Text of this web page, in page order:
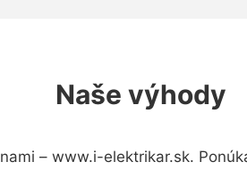
Naše výhody
– www.i-elektrikar.sk.